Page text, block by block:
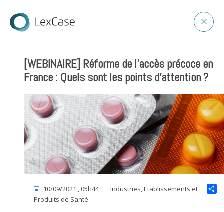
[WEBINAIRE] Réforme de l’accès précoce en
France : Quels sont les points d’attention ?
10/09/2021 , 05h44
Industries, Etablissements et
Produits de Santé